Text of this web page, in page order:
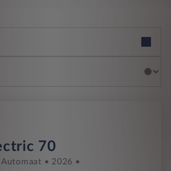
70
Automaat
2026